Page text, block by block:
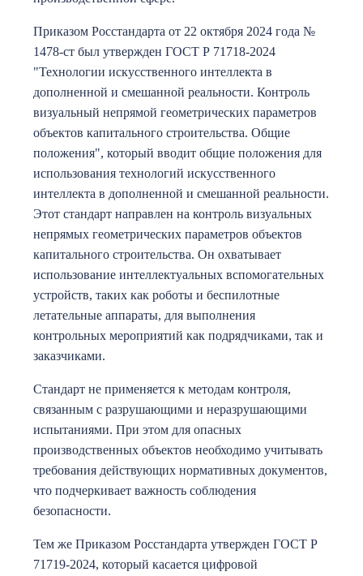
Приказом Росстандарта от 22 октября 2024 года №
1478-ст был утвержден ГОСТ Р 71718-2024
"Технологии искусственного интеллекта в
дополненной и смешанной реальности. Контроль
визуальный непрямой геометрических параметров
объектов капитального строительства. Общие
положения", который вводит общие положения для
использования технологий искусственного
интеллекта в дополненной и смешанной реальности.
Этот стандарт направлен на контроль визуальных
непрямых геометрических параметров объектов
капитального строительства. Он охватывает
использование интеллектуальных вспомогательных
устройств, таких как роботы и беспилотные
летательные аппараты, для выполнения
контрольных мероприятий как подрядчиками, так и
заказчиками.
Стандарт не применяется к методам контроля,
связанным с разрушающими и неразрушающими
испытаниями. При этом для опасных
производственных объектов необходимо учитывать
требования действующих нормативных документов,
что подчеркивает важность соблюдения
безопасности.
Тем же Приказом Росстандарта утвержден ГОСТ Р
71719-2024, который касается цифровой